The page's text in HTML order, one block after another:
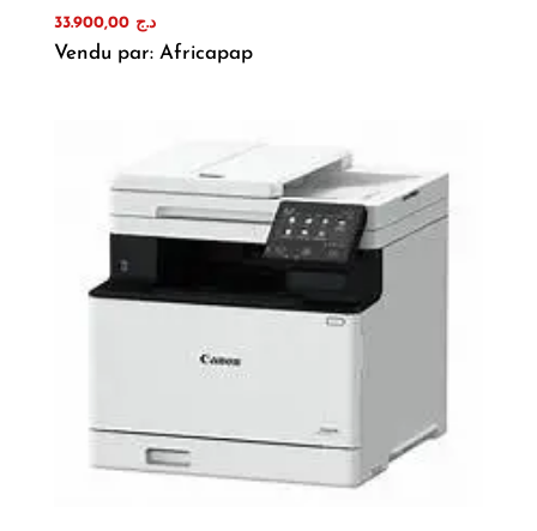
د.ج 33.900,00
Vendu par: Africapap